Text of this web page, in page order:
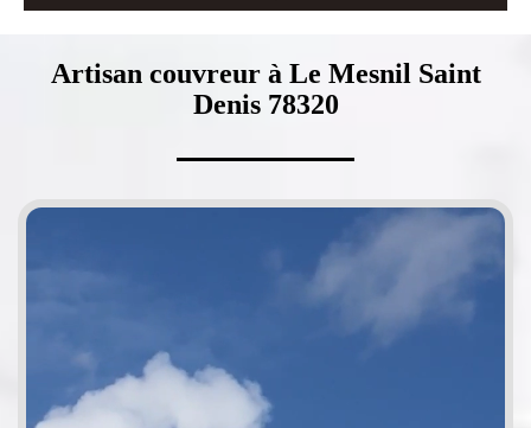
Artisan couvreur à Le Mesnil Saint
Denis 78320